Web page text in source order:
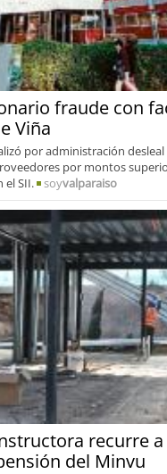
fraude con
Viña
por administración
por montos
el SII.
soyvalparaiso
recurre
del Minvu